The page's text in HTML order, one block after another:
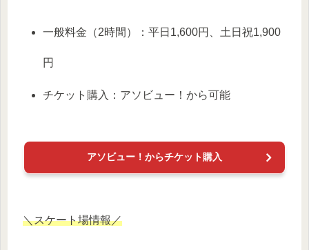
一般料金（2時間）：平日1,600円、土日祝1,900
円
チケット購入：アソビュー！から可能
アソビュー！からチケット購入
＼スケート場情報／